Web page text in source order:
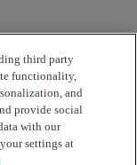
third party
functionality,
and
provide social
with our
settings at